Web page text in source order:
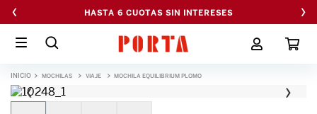
‹ HASTA 6 CUOTAS SIN INTERESES ›
MOCHILAS VIAJE MOCHILA EQUILIBRIUM PLOMO
‹ ›